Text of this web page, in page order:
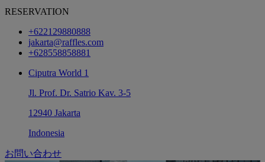
RESERVATION
+622129880888
jakarta@raffles.com
+628558858881
Ciputra World 1
Jl. Prof. Dr. Satrio Kav. 3-5
12940 Jakarta
Indonesia
お問い合わせ